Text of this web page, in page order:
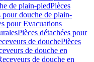
de plain-piedPièces
pour douche de plain-
pour Evacuations
Pièces détachées pour
de douchePièces
de douche en
de douche en